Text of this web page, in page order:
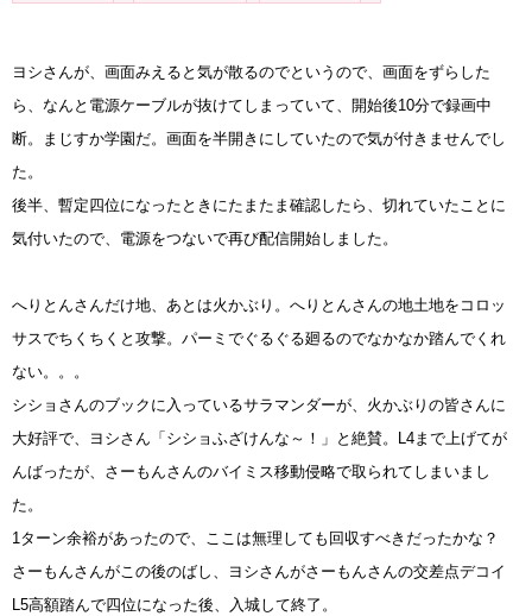
ヨシさんが、画面みえると気が散るのでというので、画面をずらした
ら、なんと電源ケーブルが抜けてしまっていて、開始後10分で録画中
断。まじすか学園だ。画面を半開きにしていたので気が付きませんでし
た。
後半、暫定四位になったときにたまたま確認したら、切れていたことに
気付いたので、電源をつないで再び配信開始しました。
へりとんさんだけ地、あとは火かぶり。へりとんさんの地土地をコロッ
サスでちくちくと攻撃。パーミでぐるぐる廻るのでなかなか踏んでくれ
ない。。。
シショさんのブックに入っているサラマンダーが、火かぶりの皆さんに
大好評で、ヨシさん「シショふざけんな～！」と絶賛。L4まで上げてが
んばったが、さーもんさんのバイミス移動侵略で取られてしまいまし
た。
1ターン余裕があったので、ここは無理しても回収すべきだったかな？
さーもんさんがこの後のばし、ヨシさんがさーもんさんの交差点デコイ
L5高額踏んで四位になった後、入城して終了。